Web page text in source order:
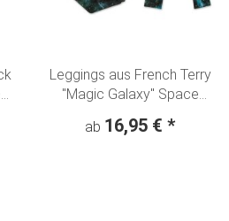
Leggings aus French Terry
"Magic Galaxy" Space
ab 16,95 € *